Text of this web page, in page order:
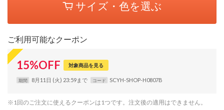
サイズ・色を選ぶ
ご利用可能なクーポン
15%OFF 対象商品を見る
期間 8月11日 (火) 23:59まで コード SCYH-SHOP-H0807B
※1回のご注文に使えるクーポンは1つです。注文後の適用はできません。